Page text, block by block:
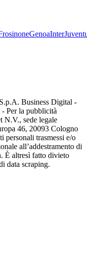
GenoaInter
Business Digital -
Per la pubblicità
N.V., sede legale
46, 20093 Cologno
personali trasmessi e/o
all’addestramento di
È altresì fatto divieto
data scraping.